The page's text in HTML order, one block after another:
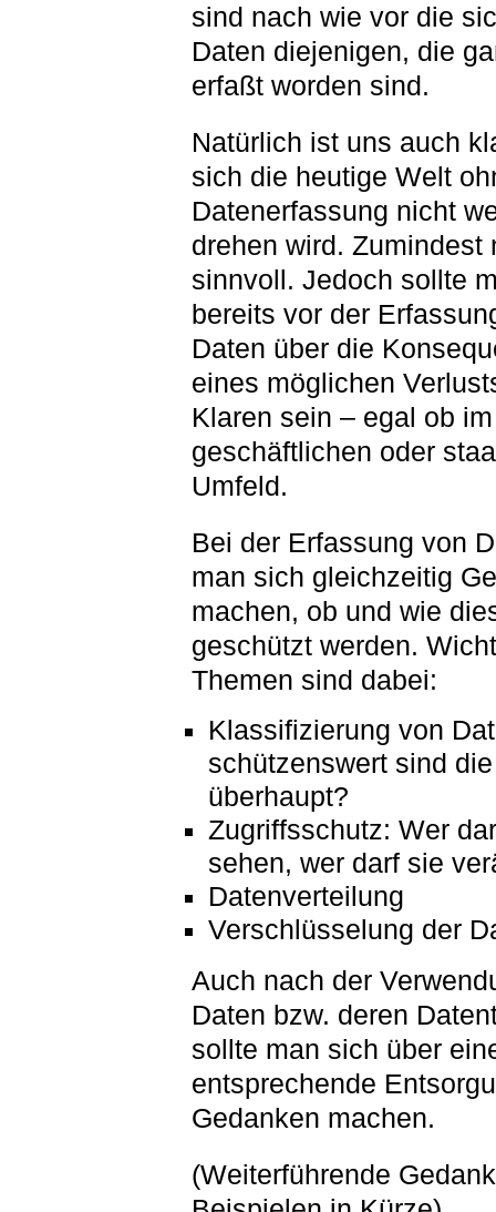
sind nach wie vor die
Daten diejenigen, die
erfaßt worden sind.
Natürlich ist uns auch
sich die heutige Welt
Datenerfassung nicht
drehen wird. Zumindest
sinnvoll. Jedoch sollte
bereits vor der
Daten über die
eines möglichen
Klaren sein – egal ob
geschäftlichen oder
Umfeld.
Bei der Erfassung von
man sich gleichzeitig
machen, ob und wie
geschützt werden.
Themen sind dabei:
Klassifizierung von
schützenswert sind
überhaupt?
Zugriffsschutz: Wer
sehen, wer darf sie
Datenverteilung
Verschlüsselung der
Auch nach der
Daten bzw. deren
sollte man sich über
entsprechende
Gedanken machen.
(Weiterführende